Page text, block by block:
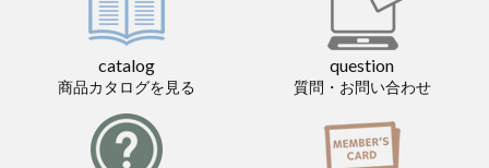
catalog
商品カタログを見る
question
質問・お問い合わせ